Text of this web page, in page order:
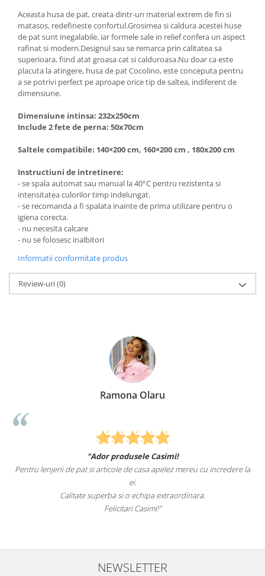
Aceasta husa de pat, creata dintr-un material extrem de fin si
matasos, redefineste confortul.Grosimea si caldura acestei huse
de pat sunt inegalabile, iar formele sale in relief confera un aspect
rafinat si modern.Designul sau se remarca prin calitatea sa
superioara, fiind atat groasa cat si calduroasa.Nu doar ca este
placuta la atingere, husa de pat Cocolino, este conceputa pentru
a se potrivi perfect pe aproape orice tip de saltea, indiferent de
dimensiune.
Dimensiune intinsa: 232x250cm
Include 2 fete de perna: 50x70cm
Saltele compatibile: 140×200 cm, 160×200 cm , 180x200 cm
Instructiuni de intretinere:
- se spala automat sau manual la 40°C pentru rezistenta si
intensitatea culorilor timp indelungat.
- se recomanda a fi spalata inainte de prima utilizare pentru o
igiena corecta.
- nu necesita calcare
- nu se folosesc inalbitori
Informatii conformitate produs
Review-uri(0)
Ramona Olaru
"Ador produsele Casimi!
Pentru lenjerii de pat si articole de casa apelez mereu cu incredere la
ei.
Calitate superba si o echipa extraordinara.
Felicitari Casimi!"
NEWSLETTER